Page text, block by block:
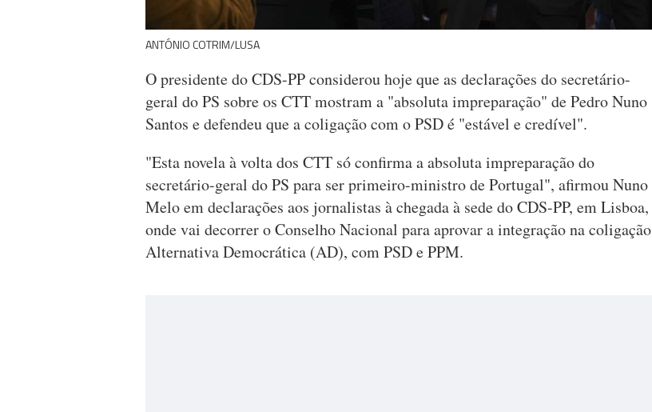
ANTÓNIO COTRIM/LUSA
O presidente do CDS-PP considerou hoje que as declarações do secretário-
geral do PS sobre os CTT mostram a "absoluta impreparação" de Pedro Nuno
Santos e defendeu que a coligação com o PSD é "estável e credível".
"Esta novela à volta dos CTT só confirma a absoluta impreparação do
secretário-geral do PS para ser primeiro-ministro de Portugal", afirmou Nuno
Melo em declarações aos jornalistas à chegada à sede do CDS-PP, em Lisboa,
onde vai decorrer o Conselho Nacional para aprovar a integração na coligação
Alternativa Democrática (AD), com PSD e PPM.